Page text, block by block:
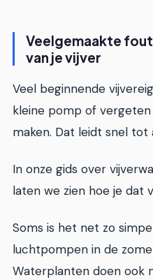
Veelgemaakte
van je vijver
Veel beginnende
kleine pomp of
maken. Dat leidt snel tot
In onze gids over
laten we zien hoe je dat
Soms is het net zo
luchtpompen in de
Waterplanten doen ook